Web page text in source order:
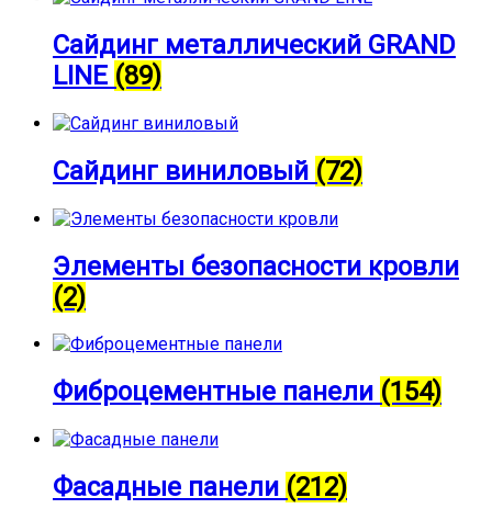
Сайдинг металлический GRAND
LINE (89)
Сайдинг виниловый (72)
Элементы безопасности кровли
(2)
Фиброцементные панели (154)
Фасадные панели (212)